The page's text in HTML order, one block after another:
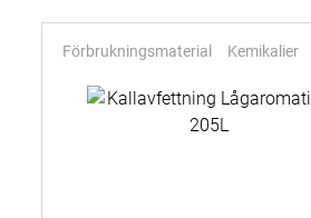
Förbrukningsmaterial Kemikalier